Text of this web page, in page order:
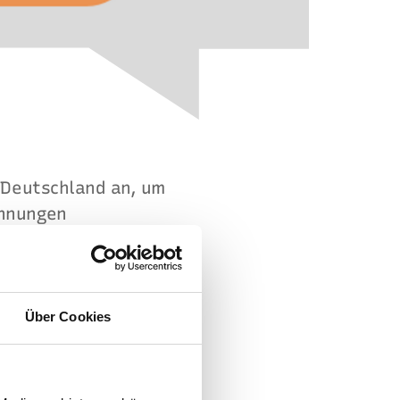
Über Cookies
an, um
mit keiner
Aktuell erfolgen